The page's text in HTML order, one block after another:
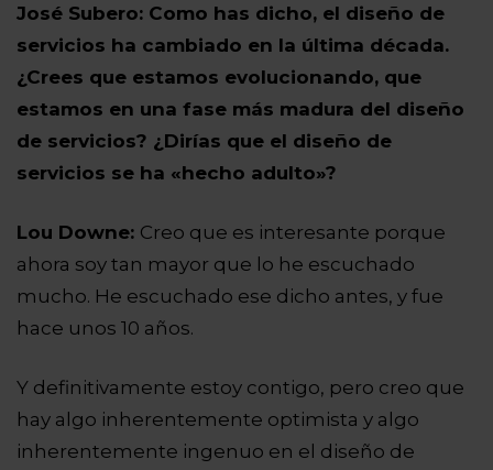
José Subero: Como has dicho, el diseño de
servicios ha cambiado en la última década.
¿Crees que estamos evolucionando, que
estamos en una fase más madura del diseño
de servicios? ¿Dirías que el diseño de
servicios se ha «hecho adulto»?
Lou Downe: Creo que es interesante porque
ahora soy tan mayor que lo he escuchado
mucho. He escuchado ese dicho antes, y fue
hace unos 10 años.
Y definitivamente estoy contigo, pero creo que
hay algo inherentemente optimista y algo
inherentemente ingenuo en el diseño de